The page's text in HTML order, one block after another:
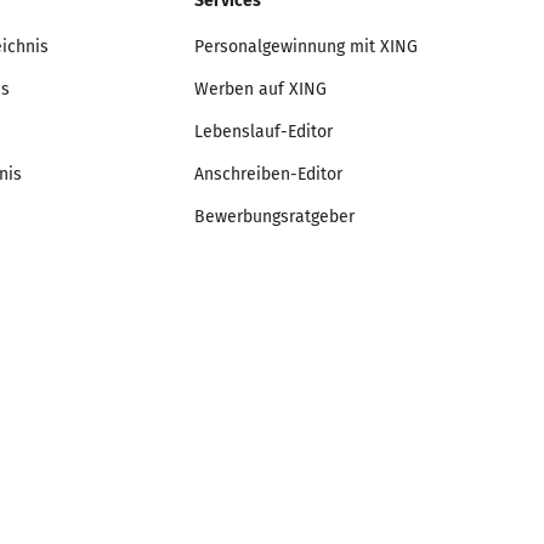
Personalgewinnung mit XING
Werben auf XING
Lebenslauf-Editor
Anschreiben-Editor
Bewerbungsratgeber